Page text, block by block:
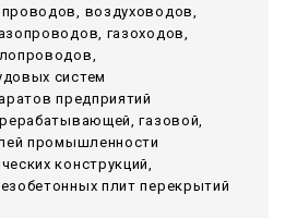
воздуховодов,
газоходов,
систем
предприятий
газовой,
промышленности
конструкций,
плит перекрытий